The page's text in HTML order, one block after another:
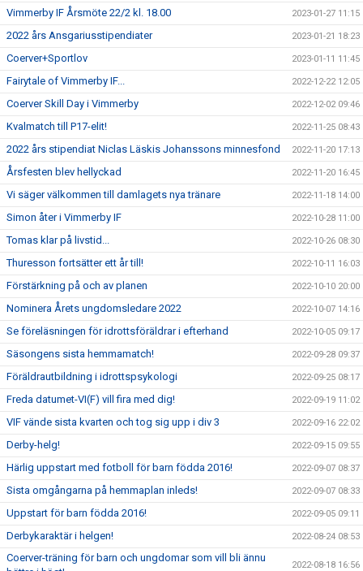
Vimmerby IF Årsmöte 22/2 kl. 18.00 2023-01-27 11:15
2022 års Ansgariusstipendiater 2023-01-21 18:23
Coerver+Sportlov 2023-01-11 11:45
Fairytale of Vimmerby IF... 2022-12-22 12:05
Coerver Skill Day i Vimmerby 2022-12-02 09:46
Kvalmatch till P17-elit! 2022-11-25 08:43
2022 års stipendiat Niclas Läskis Johanssons minnesfond 2022-11-20 17:13
Årsfesten blev hellyckad 2022-11-20 16:45
Vi säger välkommen till damlagets nya tränare 2022-11-18 14:00
Simon åter i Vimmerby IF 2022-10-28 11:00
Tomas klar på livstid... 2022-10-26 08:30
Thuresson fortsätter ett år till! 2022-10-11 16:03
Förstärkning på och av planen 2022-10-10 20:00
Nominera Årets ungdomsledare 2022 2022-10-07 14:16
Se föreläsningen för idrottsföräldrar i efterhand 2022-10-05 09:17
Säsongens sista hemmamatch! 2022-09-28 09:37
Föräldrautbildning i idrottspsykologi 2022-09-25 08:17
Freda datumet-VI(F) vill fira med dig! 2022-09-19 11:02
VIF vände sista kvarten och tog sig upp i div 3 2022-09-16 22:02
Derby-helg! 2022-09-15 09:55
Härlig uppstart med fotboll för barn födda 2016! 2022-09-07 08:37
Sista omgångarna på hemmaplan inleds! 2022-09-07 08:33
Uppstart för barn födda 2016! 2022-09-05 09:11
Derbykaraktär i helgen! 2022-08-24 08:53
Coerver-träning för barn och ungdomar som vill bli ännu
2022-08-18 16:56